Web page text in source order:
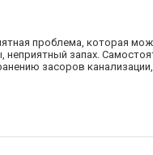
проблема, которая
запах.
засоров